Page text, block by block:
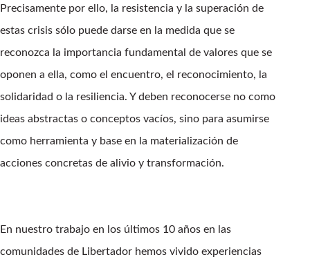
Precisamente por ello, la resistencia y la superación de
estas crisis sólo puede darse en la medida que se
reconozca la importancia fundamental de valores que se
oponen a ella, como el encuentro, el reconocimiento, la
solidaridad o la resiliencia. Y deben reconocerse no como
ideas abstractas o conceptos vacíos, sino para asumirse
como herramienta y base en la materialización de
acciones concretas de alivio y transformación.
En nuestro trabajo en los últimos 10 años en las
comunidades de Libertador hemos vivido experiencias